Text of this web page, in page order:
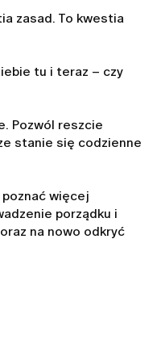
zasad. To kwestia
tu i teraz – czy
Pozwól reszcie
stanie się codzienne
więcej
porządku i
na nowo odkryć